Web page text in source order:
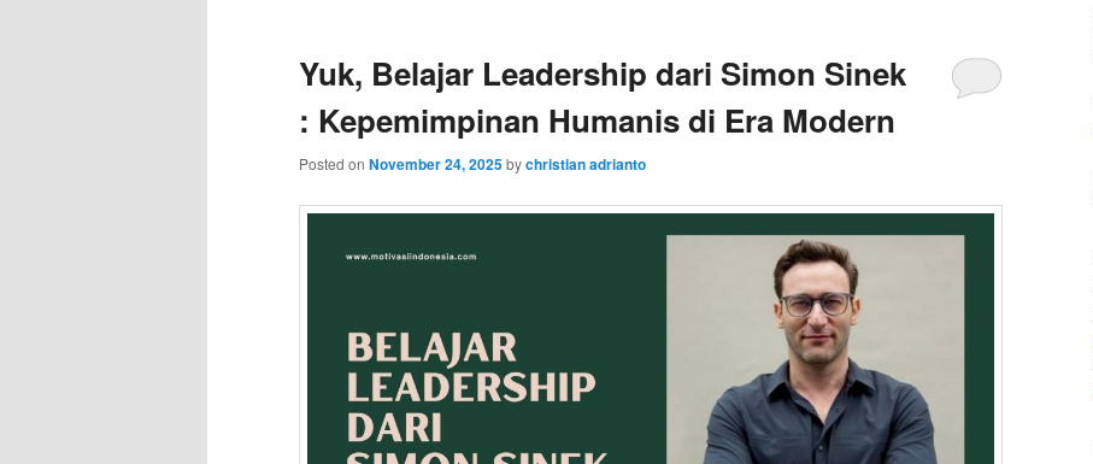
Yuk, Belajar Leadership dari Simon Sinek
: Kepemimpinan Humanis di Era Modern
Posted on November 24, 2025bychristian adrianto